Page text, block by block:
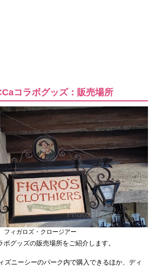
コラボグッズ：販売場所
フィガロズ・クロージアー
グッズの販売場所をご紹介します。
ズニーシーのパーク内で購入できるほか、ディ